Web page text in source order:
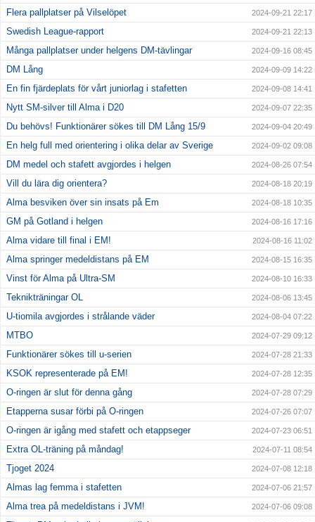
Flera pallplatser på Vilselöpet 2024-09-21 22:17
Swedish League-rapport 2024-09-21 22:13
Många pallplatser under helgens DM-tävlingar 2024-09-16 08:45
DM Lång 2024-09-09 14:22
En fin fjärdeplats för vårt juniorlag i stafetten 2024-09-08 14:41
Nytt SM-silver till Alma i D20 2024-09-07 22:35
Du behövs! Funktionärer sökes till DM Lång 15/9 2024-09-04 20:49
En helg full med orientering i olika delar av Sverige 2024-09-02 09:08
DM medel och stafett avgjordes i helgen 2024-08-26 07:54
Vill du lära dig orientera? 2024-08-18 20:19
Alma besviken över sin insats på Em 2024-08-18 10:35
GM på Gotland i helgen 2024-08-16 17:16
Alma vidare till final i EM! 2024-08-16 11:02
Alma springer medeldistans på EM 2024-08-15 16:35
Vinst för Alma på Ultra-SM 2024-08-10 16:33
Teknikträningar OL 2024-08-06 13:45
U-tiomila avgjordes i strålande väder 2024-08-04 07:22
MTBO 2024-07-29 09:12
Funktionärer sökes till u-serien 2024-07-28 21:33
KSOK representerade på EM! 2024-07-28 12:35
O-ringen är slut för denna gång 2024-07-28 07:29
Etapperna susar förbi på O-ringen 2024-07-26 07:07
O-ringen är igång med stafett och etappseger 2024-07-23 06:51
Extra OL-träning på måndag! 2024-07-11 08:54
Tjoget 2024 2024-07-08 12:18
Almas lag femma i stafetten 2024-07-06 21:57
Alma trea på medeldistans i JVM! 2024-07-06 09:08